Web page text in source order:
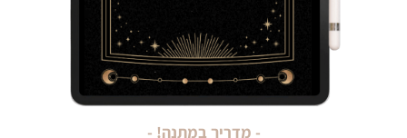
- מדריך במתנה! -